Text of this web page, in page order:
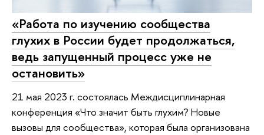
«Работа по изучению сообщества
глухих в России будет продолжаться,
ведь запущенный процесс уже не
остановить»
21 мая 2023 г. состоялась Междисциплинарная
конференция «Что значит быть глухим? Новые
вызовы для сообщества», которая была организована